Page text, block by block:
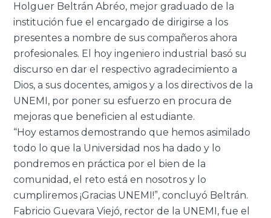
Holguer Beltrán Abréo, mejor graduado de la
institución fue el encargado de dirigirse a los
presentes a nombre de sus compañeros ahora
profesionales. El hoy ingeniero industrial basó su
discurso en dar el respectivo agradecimiento a
Dios, a sus docentes, amigos y a los directivos de la
UNEMI, por poner su esfuerzo en procura de
mejoras que beneficien al estudiante.
“Hoy estamos demostrando que hemos asimilado
todo lo que la Universidad nos ha dado y lo
pondremos en práctica por el bien de la
comunidad, el reto está en nosotros y lo
cumpliremos ¡Gracias UNEMI!”, concluyó Beltrán.
Fabricio Guevara Viejó, rector de la UNEMI, fue el